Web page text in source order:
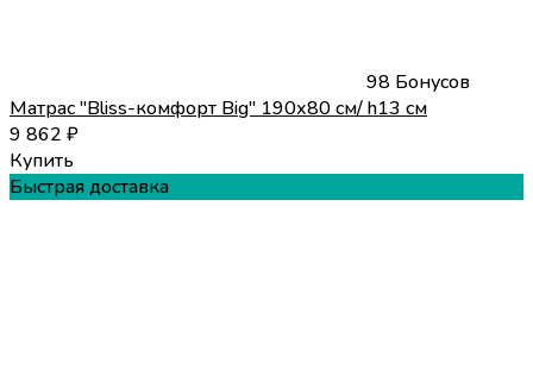
98 Бонусов
Матрас "Bliss-комфорт Big" 190х80 см/ h13 см
9 862 ₽
Купить
Быстрая доставка